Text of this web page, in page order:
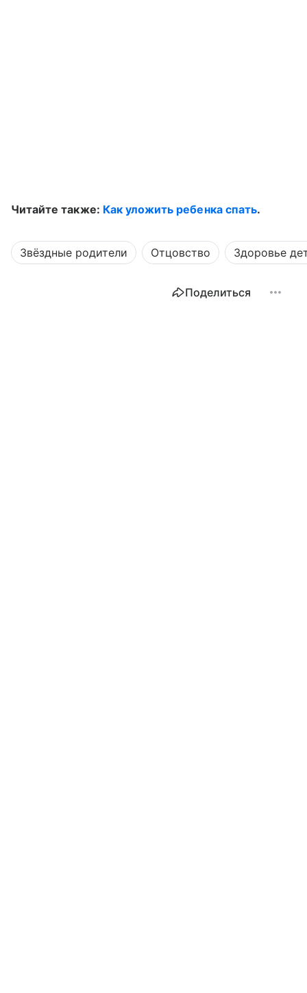
Читайте также: Как уложить ребенка спать.
Звёздные родители Отцовство Здоровье
Поделиться